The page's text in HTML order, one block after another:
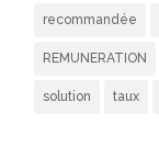
recommandée
REMUNERATION
solution taux